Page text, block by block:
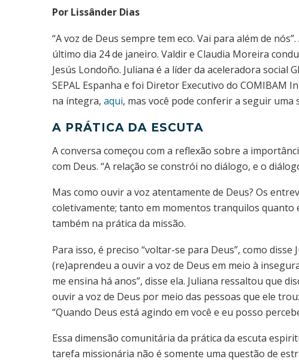
Por Lissânder Dias
“A voz de Deus sempre tem eco. Vai para além de
último dia 24 de janeiro. Valdir e Claudia Moreira
Jesús Londoño. Juliana é a líder da aceleradora
SEPAL Espanha e foi Diretor Executivo do COMIBAM
na íntegra, aqui, mas você pode conferir a seguir uma
A PRÁTICA DA ESCUTA
A conversa começou com a reflexão sobre a
com Deus. “A relação se constrói no diálogo, e o
Mas como ouvir a voz atentamente de Deus? Os
coletivamente; tanto em momentos tranquilos quanto
também na prática da missão.
Para isso, é preciso “voltar-se para Deus”, como
(re)aprendeu a ouvir a voz de Deus em meio à
me ensina há anos”, disse ela. Juliana ressaltou que
ouvir a voz de Deus por meio das pessoas que ele
“Quando Deus está agindo em você e eu posso
Essa dimensão comunitária da prática da escuta
tarefa missionária não é somente uma questão de